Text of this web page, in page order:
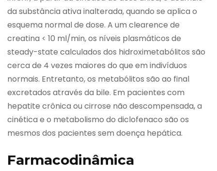
da substância ativa inalterada, quando se aplica o
esquema normal de dose. A um clearence de
creatina < 10 ml/min, os níveis plasmáticos de
steady-state calculados dos hidroximetabólitos são
cerca de 4 vezes maiores do que em indivíduos
normais. Entretanto, os metabólitos são ao final
excretados através da bile. Em pacientes com
hepatite crônica ou cirrose não descompensada, a
cinética e o metabolismo do diclofenaco são os
mesmos dos pacientes sem doença hepática.
Farmacodinâmica